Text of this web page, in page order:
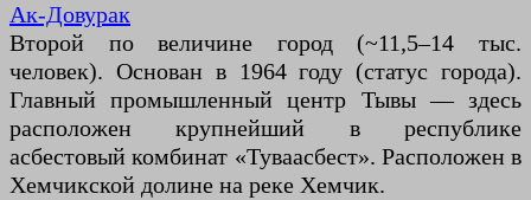
Ак-Довурак
Второй по величине город (~11,5–14 тыс.
человек). Основан в 1964 году (статус города).
Главный промышленный центр Тывы — здесь
расположен крупнейший в республике
асбестовый комбинат «Туваасбест». Расположен в
Хемчикской долине на реке Хемчик.